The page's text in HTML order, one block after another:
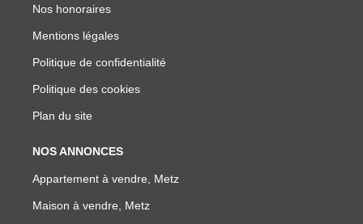
Nos honoraires
Mentions légales
Politique de confidentialité
Politique des cookies
Plan du site
NOS ANNONCES
Appartement à vendre, Metz
Maison à vendre, Metz